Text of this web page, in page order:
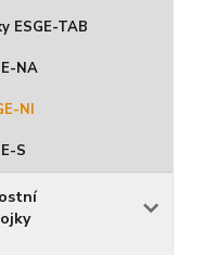
ESGE-TAB
NA
NI
S